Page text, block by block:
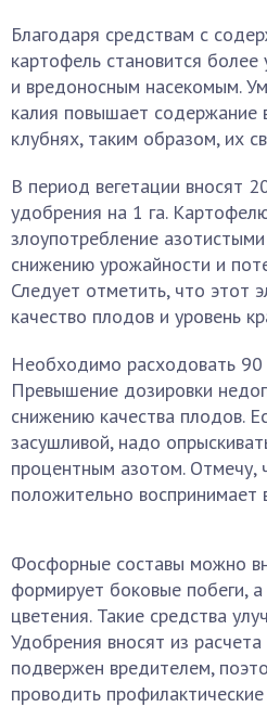
Благодаря средствам с
картофель становится
и вредоносным насекомым.
калия повышает содержание
клубнях, таким образом, их
В период вегетации вносят
удобрения на 1 га.
злоупотребление
снижению урожайности и
Следует отметить, что этот
качество плодов и уровень
Необходимо расходовать 90
Превышение дозировки
снижению качества плодов.
засушливой, надо
процентным азотом. Отмечу,
положительно воспринимает
Фосфорные составы можно
формирует боковые побеги,
цветения. Такие средства
Удобрения вносят из
подвержен вредителем,
проводить